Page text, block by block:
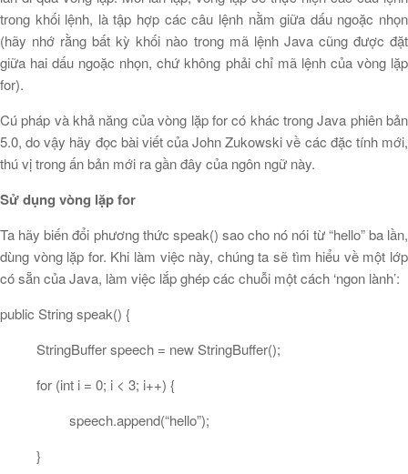
trong khối lệnh, là tập hợp các câu lệnh nằm giữa dấu ngoặc nhọn
(hãy nhớ rằng bất kỳ khối nào trong mã lệnh Java cũng được đặt
giữa hai dấu ngoặc nhọn, chứ không phải chỉ mã lệnh của vòng lặp
for).
Cú pháp và khả năng của vòng lặp for có khác trong Java phiên bản
5.0, do vậy hãy đọc bài viết của John Zukowski về các đặc tính mới,
thú vị trong ấn bản mới ra gần đây của ngôn ngữ này.
Sử dụng vòng lặp for
Ta hãy biến đổi phương thức speak() sao cho nó nói từ “hello” ba lần,
dùng vòng lặp for. Khi làm việc này, chúng ta sẽ tìm hiểu về một lớp
có sẵn của Java, làm việc lắp ghép các chuỗi một cách ‘ngon lành’:
public String speak() {
StringBuffer speech = new StringBuffer();
for (int i = 0; i < 3; i++) {
speech.append(“hello”);
}